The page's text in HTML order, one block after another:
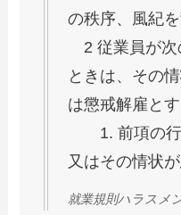
の秩序、風紀
2 従業員が次
ときは、その
は懲戒解雇とす
1. 前項の行
又はその情状
就業規則ハラスメ